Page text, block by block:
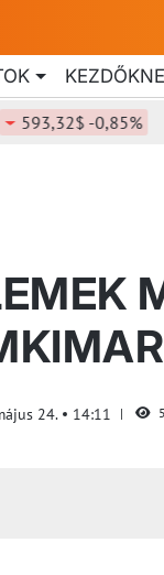
-0,85%
24. 14:11